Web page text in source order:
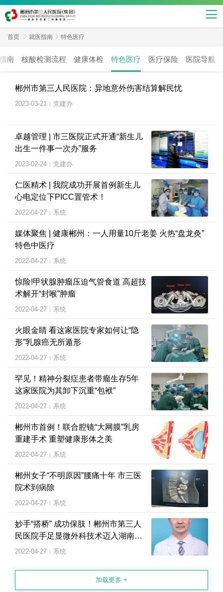
首页  就医指南  特色医疗
南 核酸检测流程 健康体检 特色医疗 医疗保险 医院导航
郴州市第三人民医院：异地意外伤害结算解民忧
2023-03-21 | 党建办
卓越管理 | 市三医院正式开通“新生儿
出生一件事一次办”服务
2023-02-24 | 党建办
仁医精术 | 我院成功开展首例新生儿
心电定位下PICC置管术！
2022-04-27 | 系统
媒体聚焦 | 健康郴州：一人用量10斤老姜 火热“盘龙灸”
特色中医疗
2022-04-27 | 系统
惊险!甲状腺肿瘤压迫气管食道 高超技
术解开“封喉”肿瘤
2022-04-27 | 系统
火眼金睛 看这家医院专家如何让“隐
形”乳腺癌无所遁形
2022-04-27 | 系统
罕见！精神分裂症患者带瘤生存5年
这家医院为其卸下沉重“包袱”
2022-04-27 | 系统
郴州市首例！联合腔镜“大网膜”乳房
重建手术 重塑健康形体之美
2022-04-27 | 系统
郴州女子“不明原因”腰痛十年 市三医
院术到病除
2022-04-27 | 系统
妙手“搭桥” 成功保肢！郴州市第三人
民医院手足显微外科技术迈入湖南省
先进行列
2022-04-27 | 系统
加载更多 +